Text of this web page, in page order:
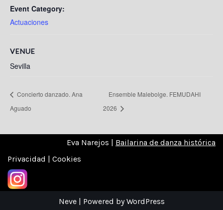
Event Category:
Actuaciones
VENUE
Sevilla
Concierto danzado. Ana
Aguado
Ensemble Malebolge. FEMUDAHI
2026
Eva Narejos | Bailarina de danza histórica
Privacidad | Cookies
Neve| Powered byWordPress